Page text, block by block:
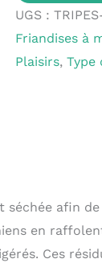
UGS :
Friandises à
Plaisirs,Type
afin
en
Ces